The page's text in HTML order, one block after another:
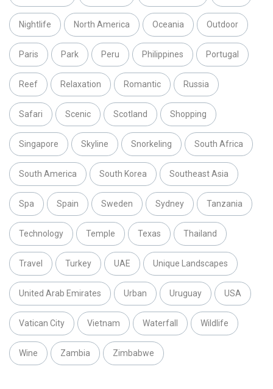
Nightlife North America Oceania Outdoor
Paris Park Peru Philippines Portugal
Reef Relaxation Romantic Russia
Safari Scenic Scotland Shopping
Singapore Skyline Snorkeling South Africa
South America South Korea Southeast Asia
Spa Spain Sweden Sydney Tanzania
Technology Temple Texas Thailand
Travel Turkey UAE Unique Landscapes
United Arab Emirates Urban Uruguay USA
Vatican City Vietnam Waterfall Wildlife
Wine Zambia Zimbabwe